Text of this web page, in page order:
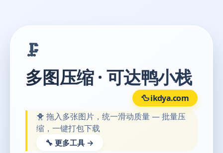
🗜️
多图压缩 · 可达鸭小栈
🦆 ikdya.com
🐥 拖入多张图片，统一滑动质量 — 批量压
缩，一键打包下载
🔧 更多工具 →